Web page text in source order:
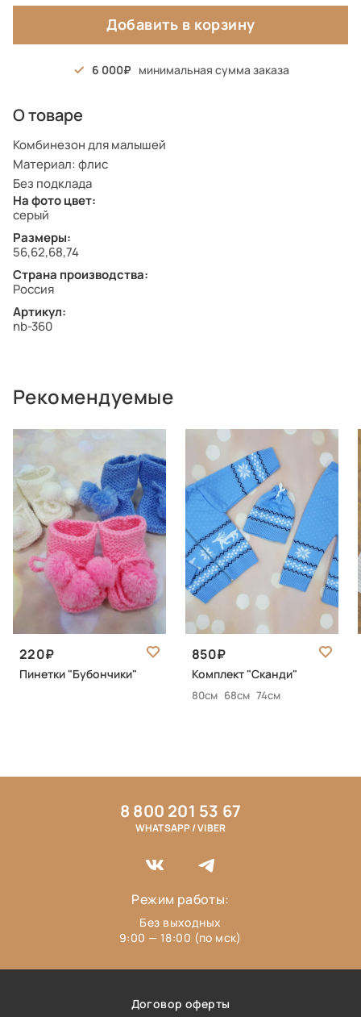
Добавить в корзину
6 000 минимальная сумма заказа
О товаре
Комбинезон для малышей
Материал: флис
Без подклада
На фото цвет:
серый
Размеры:
56,62,68,74
Страна производства:
Россия
Артикул:
nb-360
Рекомендуемые
220
Пинетки "Бубончики"
850
Комплект "Сканди"
80см 68см 74см
Договор оферты
8 800 201 53 67
WHATSAPP / VIBER
Режим работы:
Без выходных
9:00 — 18:00 (по мск)